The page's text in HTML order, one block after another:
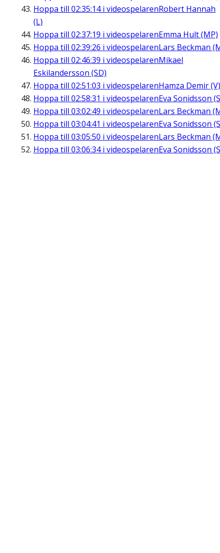
Hoppa till 02:35:14i videospelarenRobert Hannah
(L)
Hoppa till 02:37:19 i videospelarenEmma Hult (MP)
Hoppa till 02:39:26 i videospelarenLars Beckman
Hoppa till 02:46:39 i videospelarenMikael
Eskilandersson (SD)
Hoppa till 02:51:03 i videospelarenHamza Demir (V)
Hoppa till 02:58:31 i videospelarenEva Sonidsson
Hoppa till 03:02:49 i videospelarenLars Beckman
Hoppa till 03:04:41 i videospelarenEva Sonidsson
Hoppa till 03:05:50 i videospelarenLars Beckman
Hoppa till 03:06:34i videospelarenEva Sonidsson